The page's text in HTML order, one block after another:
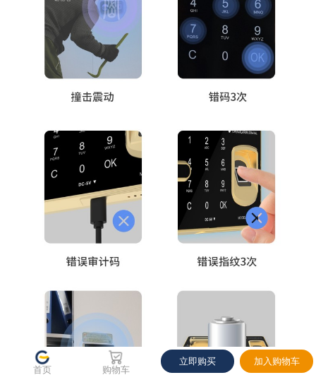
首页 购物车
立即购买 加入购物车
使用如下优惠，预计当前券后价 4890.00
关闭